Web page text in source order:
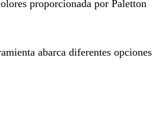
abarca diferentes opciones